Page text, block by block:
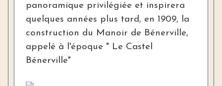
panoramique privilégiée et inspirera
quelques années plus tard, en 1909, la
construction du Manoir de Bénerville,
appelé à l'époque " Le Castel
Bénerville"